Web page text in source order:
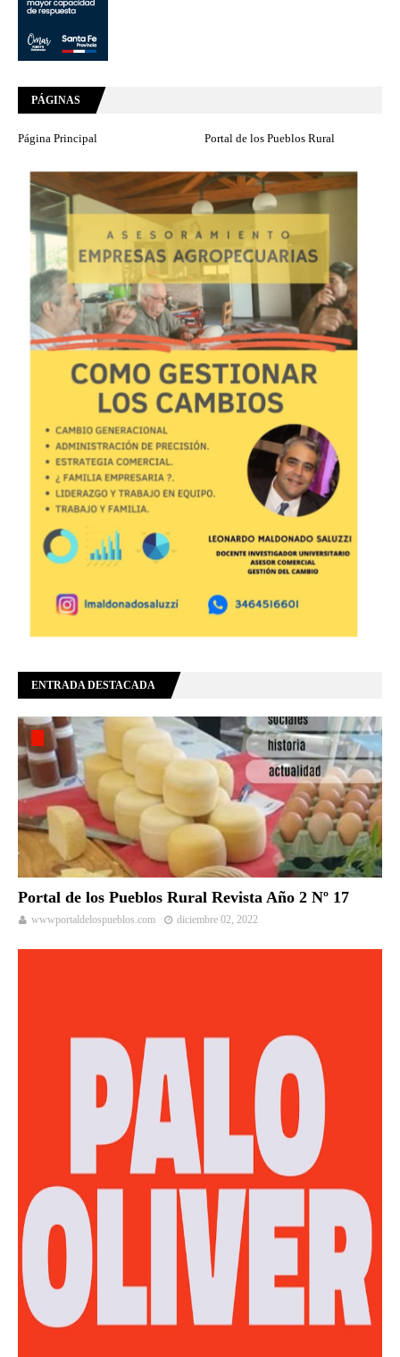
PÁGINAS
Página Principal Portal de los Pueblos Rural
ENTRADA DESTACADA
Portal de los Pueblos Rural Revista Año 2 Nº 17
wwwportaldelospueblos.com diciembre 02, 2022